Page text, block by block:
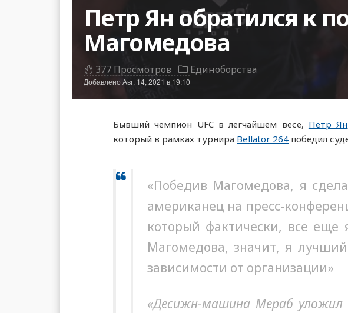
Петр Ян обратился к
Магомедова
377 Просмотров Единоборства
ДобавленоАвг. 14, 2021 в 19:10
Бывший чемпион UFC в легчайшем весе, Петр Ян
который в рамках турнира Bellator 264 победил
«Победив Магомедова, я
американец на пресс-
который фактически, все еще
Магомедова, значит, я
зависимости от организации»
«Десижн-машина Мераб уложил